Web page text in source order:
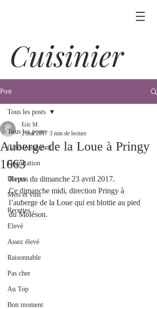
Cuisinier
Post
Tous les posts
Café-Restaurant
Dégustation
Divers
Mets et vins
Recettes
Elevé
Assez élevé
Raisonnable
Pas cher
Au Top
Bon moment
Tous les posts
Auberge de la Loue à Pringy
1663
Eric M.
2 mai 2017 3 min de lecture
Repas du dimanche 23 avril 2017.
Ce dimanche midi, direction Pringy à
l’auberge de la Loue qui est blottie au pied
du Moléson.